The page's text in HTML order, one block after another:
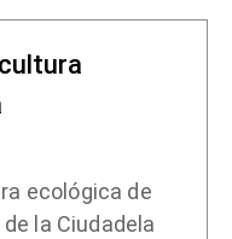
ecológica de
la Ciudadela